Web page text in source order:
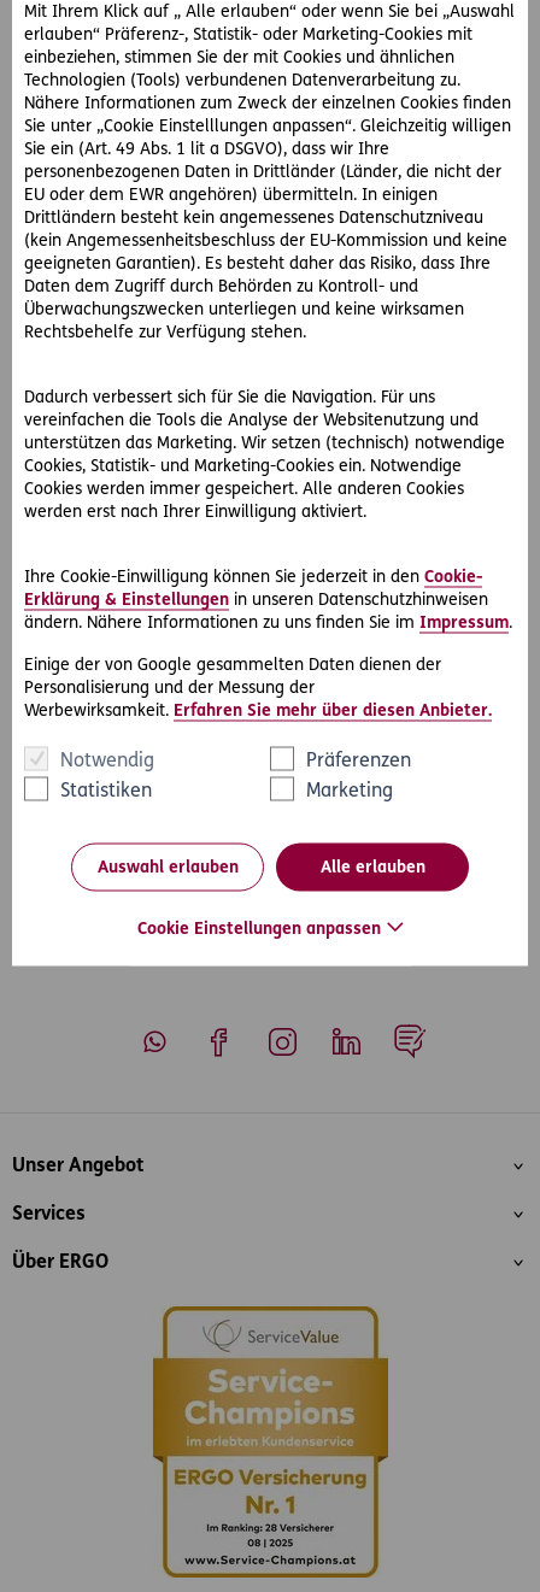
Mit Ihrem Klick auf „ Alle erlauben“ oder wenn Sie bei „Auswahl
erlauben“ Präferenz-, Statistik- oder Marketing-Cookies mit
einbeziehen, stimmen Sie der mit Cookies und ähnlichen
Technologien (Tools) verbundenen Datenverarbeitung zu.
Nähere Informationen zum Zweck der einzelnen Cookies finden
Sie unter „Cookie Einstelllungen anpassen“. Gleichzeitig willigen
Sie ein (Art. 49 Abs. 1 lit a DSGVO), dass wir Ihre
personenbezogenen Daten in Drittländer (Länder, die nicht der
EU oder dem EWR angehören) übermitteln. In einigen
Drittländern besteht kein angemessenes Datenschutzniveau
(kein Angemessenheitsbeschluss der EU-Kommission und keine
geeigneten Garantien). Es besteht daher das Risiko, dass Ihre
Daten dem Zugriff durch Behörden zu Kontroll- und
Überwachungszwecken unterliegen und keine wirksamen
Rechtsbehelfe zur Verfügung stehen.
Dadurch verbessert sich für Sie die Navigation. Für uns
vereinfachen die Tools die Analyse der Websitenutzung und
unterstützen das Marketing. Wir setzen (technisch) notwendige
Cookies, Statistik- und Marketing-Cookies ein. Notwendige
Cookies werden immer gespeichert. Alle anderen Cookies
werden erst nach Ihrer Einwilligung aktiviert.
Ihre Cookie-Einwilligung können Sie jederzeit in den Cookie-
Erklärung & Einstellungen in unseren Datenschutzhinweisen
ändern. Nähere Informationen zu uns finden Sie im Impressum.
Einige der von Google gesammelten Daten dienen der
Personalisierung und der Messung der
Werbewirksamkeit. Erfahren Sie mehr über diesen Anbieter.
Notwendig
Präferenzen
Statistiken
Marketing
Auswahl erlauben Alle erlauben
Cookie Einstellungen anpassen
Die Klägerin kommt ihm auf dem Radfahrstreifen
entgegen, nachdem sie eine Sperrlinie überfahren hat.
Nunmehr muss der OGH entscheiden, welche Fahrordnung
hier gilt, nachdem die Vorinstanzen das Klagebegehren
abgewiesen haben.
So hat der OGH entschieden:
Der Oberste Gerichtshof hebt die Entscheidungen der
Vorinstanzen zur Verfahrensergänzung auf.
Er spricht weiters aus:
Einbahn regelnden Hinweisschild angebrachte Zusatztafel
„ausgenommen Radfahrer“.
Ein in solchen Einbahnstraßen angebrachter
Radfahrstreifendient nur demGEGENdie Einbahn
Radfahrstreifen zu Recht benützt, während die Klägerin ihn
nicht benützen hätte dürfen.
Beklagte den Unfall durch rechtzeitiges Anhalten
vermeiden hätte können. Das müssen die Vorinstanzen nun
#Rechtsprechung #Fahrrad & Co
Inhaltsübersicht
Unser Angebot
Services
Über ERGO